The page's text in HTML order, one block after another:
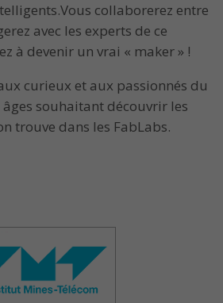
collaborerez entre
avec les experts de ce
à devenir un vrai « maker » !
curieux et aux passionnés du
souhaitant découvrir les
trouve dans les FabLabs.